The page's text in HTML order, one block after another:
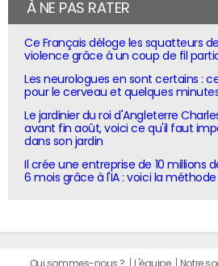
À NE PAS RATER
Ce Français déloge les squatteurs
violence grâce à un coup de fil
Les neurologues en sont certains :
pour le cerveau et quelques
Le jardinier du roi d'Angleterre
avant fin août, voici ce qu'il faut
dans son jardin
Il crée une entreprise de 10 millions
6 mois grâce à l'IA : voici la méthode
Qui sommes-nous ? L'équipe Notre